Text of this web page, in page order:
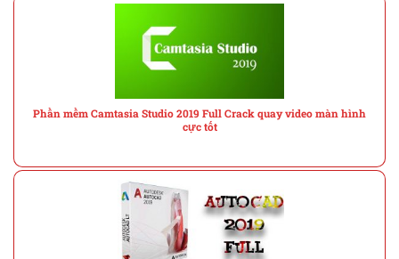
Phần mềm Camtasia Studio 2019 Full Crack quay video màn hình
cực tốt